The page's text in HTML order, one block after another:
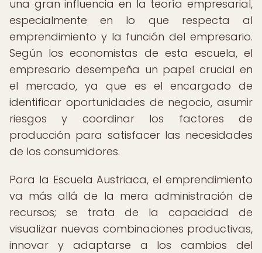
una gran influencia en la teoría empresarial,
especialmente en lo que respecta al
emprendimiento y la función del empresario.
Según los economistas de esta escuela, el
empresario desempeña un papel crucial en
el mercado, ya que es el encargado de
identificar oportunidades de negocio, asumir
riesgos y coordinar los factores de
producción para satisfacer las necesidades
de los consumidores.
Para la Escuela Austriaca, el emprendimiento
va más allá de la mera administración de
recursos; se trata de la capacidad de
visualizar nuevas combinaciones productivas,
innovar y adaptarse a los cambios del